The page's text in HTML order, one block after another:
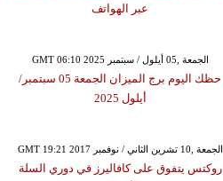
عبر الهواتف
GMT 06:10 2025 الجمعة ,05 أيلول / سبتمبر
حظك اليوم برج الميزان الجمعة 05 سبتمبر/
أيلول 2025
GMT 19:21 2017 الجمعة ,10 تشرين الثاني / نوفمبر
روكتس يتفوق على كافاليرز في دوري السلة